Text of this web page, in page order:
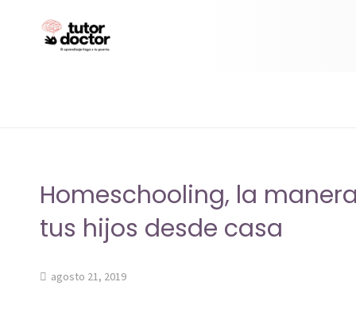
Homeschooling, la
tus hijos desde casa
agosto 21, 2019